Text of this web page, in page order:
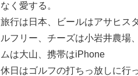
なく愛する。
旅行は日本、ビールはアサヒス
ルフリー、チーズは小岩井農場
ムは大山、携帯はiPhone
休日はゴルフの打ちっ放しに行